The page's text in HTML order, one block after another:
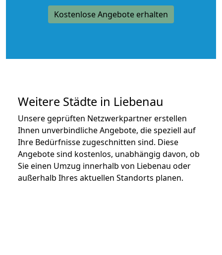
Kostenlose Angebote erhalten
Weitere Städte in Liebenau
Unsere geprüften Netzwerkpartner erstellen
Ihnen unverbindliche Angebote, die speziell auf
Ihre Bedürfnisse zugeschnitten sind. Diese
Angebote sind kostenlos, unabhängig davon, ob
Sie einen Umzug innerhalb von Liebenau oder
außerhalb Ihres aktuellen Standorts planen.